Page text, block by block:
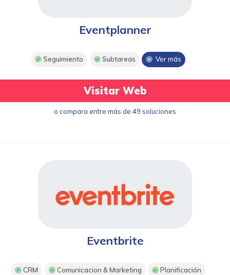
Eventplanner
Seguimiento Subtareas Ver más
Visitar Web
o compara entre más de 49 soluciones
Eventbrite
CRM Comunicacion & Marketing Planificación